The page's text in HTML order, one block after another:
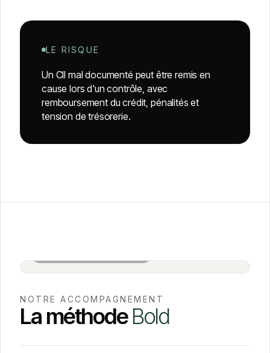
LE RISQUE
Un CII mal documenté peut être remis en
cause lors d'un contrôle, avec
remboursement du crédit, pénalités et
tension de trésorerie.
NOTRE ACCOMPAGNEMENT
La méthodeBold